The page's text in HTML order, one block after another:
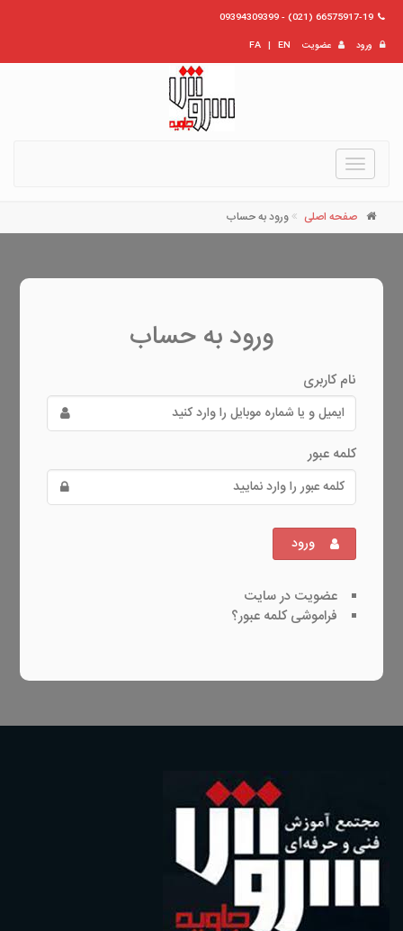
66575917-19 (021) - 09394309399
ورود
عضویت EN
|
FA
Toggle
navigation
صفحه اصلی ورود به حساب
ورود به حساب
نام کاربری
کلمه عبور
ورود
عضویت در سایت
فراموشی کلمه عبور؟